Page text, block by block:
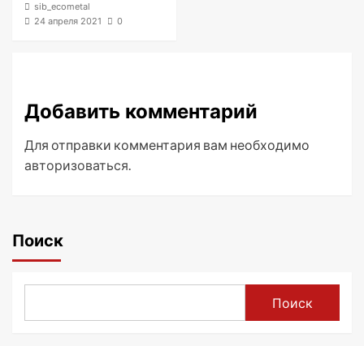
sib_ecometal
24 апреля 2021
0
Добавить комментарий
Для отправки комментария вам необходимо
авторизоваться.
Поиск
Поиск